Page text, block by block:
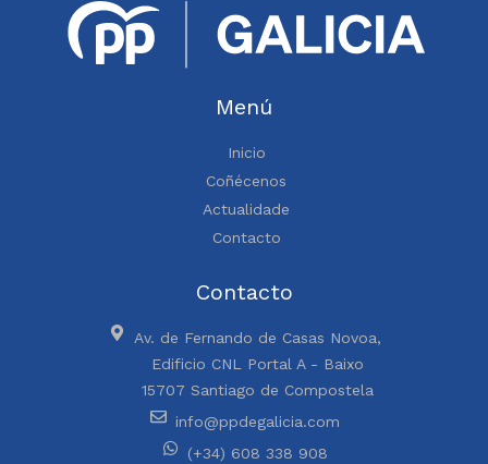
Menú
Inicio
Coñécenos
Actualidade
Contacto
Contacto
Av. de Fernando de Casas Novoa,
Edificio CNL Portal A - Baixo
15707 Santiago de Compostela
info@ppdegalicia.com
(+34) 608 338 908